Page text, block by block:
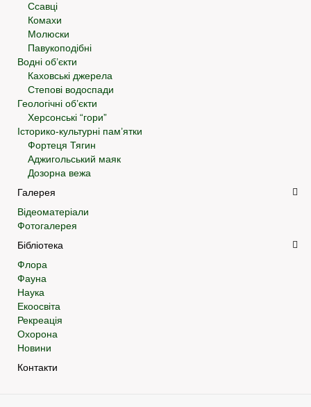
Ссавці
Комахи
Молюски
Павукоподібні
Водні об’єкти
Каховські джерела
Степові водоспади
Геологічні об’єкти
Херсонські “гори”
Історико-культурні пам’ятки
Фортеця Тягин
Аджигольський маяк
Дозорна вежа
Галерея
Відеоматеріали
Фотогалерея
Бібліотека
Флора
Фауна
Наука
Екоосвіта
Рекреація
Охорона
Новини
Контакти